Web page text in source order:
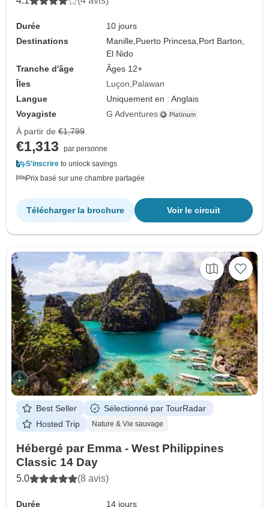
Durée
10 jours
Destinations
Manille,Puerto Princesa,Port Barton,
El Nido
Tranche d'âge
Âges 12+
Îles
Luçon Palawan
Langue
Uniquement en : Anglais
Voyagiste
G Adventures
À partir de €1,799
€1,313
par personne
S'inscrire to unlock savings
Prix basé sur une chambre partagée
Voir le circuit
Télécharger la brochure
Best Seller
Sélectionné par TourRadar
Hosted Trip
Nature & Vie sauvage
Hébergé par Emma - West Philippines
Classic 14 Day
5.0 (8 avis)
Durée 14 jours